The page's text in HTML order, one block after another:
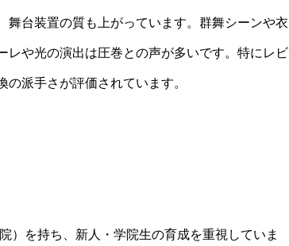
台装置の質も上がっています。群舞シーンや衣
や光の演出は圧巻との声が多いです。特にレビ
派手さが評価されています。
）を持ち、新人・学院生の育成を重視していま